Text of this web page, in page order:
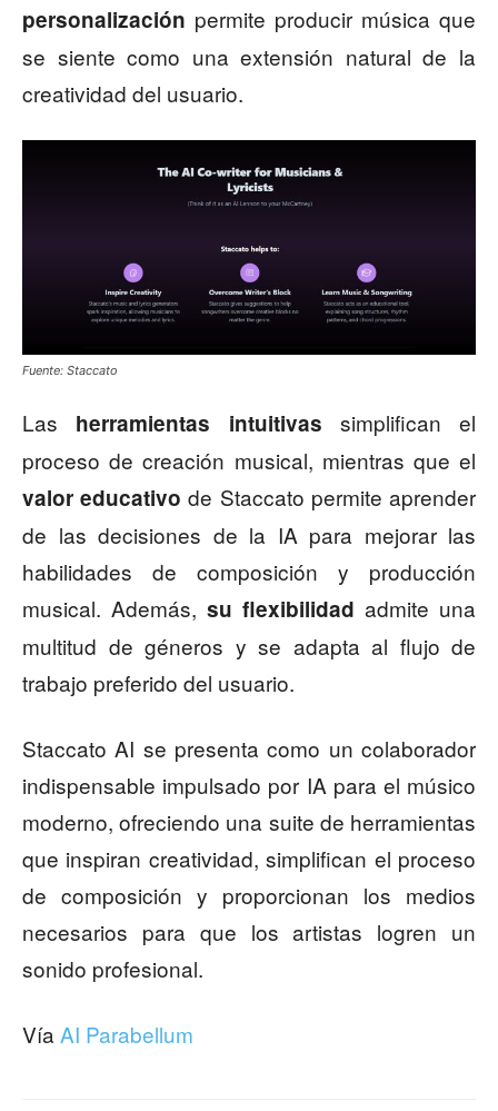
personalización permite producir música que
se siente como una extensión natural de la
creatividad del usuario.
Fuente: Staccato
Las herramientas intuitivas simplifican el
proceso de creación musical, mientras que el
valor educativo de Staccato permite aprender
de las decisiones de la IA para mejorar las
habilidades de composición y producción
musical. Además, su flexibilidad admite una
multitud de géneros y se adapta al flujo de
trabajo preferido del usuario.
Staccato AI se presenta como un colaborador
indispensable impulsado por IA para el músico
moderno, ofreciendo una suite de herramientas
que inspiran creatividad, simplifican el proceso
de composición y proporcionan los medios
necesarios para que los artistas logren un
sonido profesional.
Vía AI Parabellum